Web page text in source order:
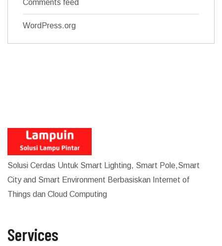
Comments feed
WordPress.org
Solusi Cerdas Untuk Smart Lighting, Smart Pole,Smart
City and Smart Environment Berbasiskan Internet of
Things dan Cloud Computing
Services